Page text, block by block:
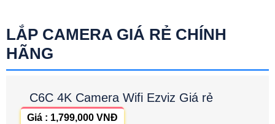
LẮP CAMERA GIÁ RẺ CHÍNH
HÃNG
C6C 4K Camera Wifi Ezviz Giá rẻ
Giá : 1,799,000 VNĐ